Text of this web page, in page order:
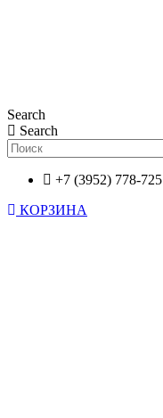
Search
Search
+7 (3952) 778-725
КОРЗИНА